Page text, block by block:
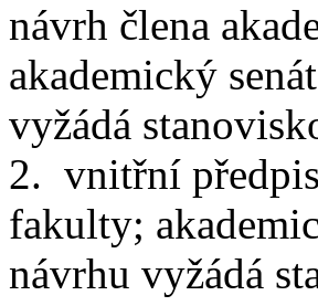
návrh člena
akademický
vyžádá
2. vnitřní
fakulty;
návrhu vyžádá